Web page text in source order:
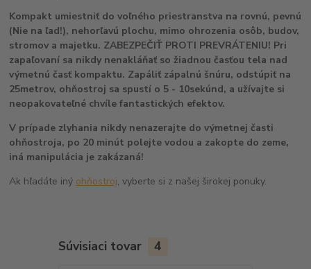
Kompakt umiestniť do voľného priestranstva na rovnú, pevnú
(Nie na ľad!), nehorľavú plochu, mimo ohrozenia osôb, budov,
stromov a majetku. ZABEZPEČIŤ PROTI PREVRÁTENIU! Pri
zapaľovaní sa nikdy nenakláňať so žiadnou časťou tela nad
výmetnú časť kompaktu. Zapáliť zápalnú šnúru, odstúpiť na
25metrov, ohňostroj sa spustí o 5 - 10sekúnd, a užívajte si
neopakovateľné chvíle fantastických efektov.
V prípade zlyhania nikdy nenazerajte do výmetnej časti
ohňostroja, po 20 minút polejte vodou a zakopte do zeme,
iná manipulácia je zakázaná!
Ak hľadáte iný ohňostroj, vyberte si z našej širokej ponuky.
Súvisiaci tovar 4